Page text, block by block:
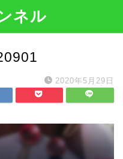
ネル
2020年5月29日